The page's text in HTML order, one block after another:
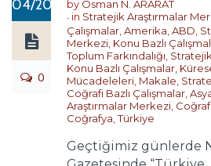
04/2019
0
by Osman N. ARARAT
in Stratejik Araştırmalar
Çalışmalar Amerika ABD
Merkezi Konu Bazlı
Toplum Farkındalığı
Konu Bazlı Çalışmalar
Mücadeleleri Makale
Coğrafi Bazlı Çalışmalar
Araştırmalar Merkezi
Coğrafya ,Türkiye
Geçtiğimiz günlerde